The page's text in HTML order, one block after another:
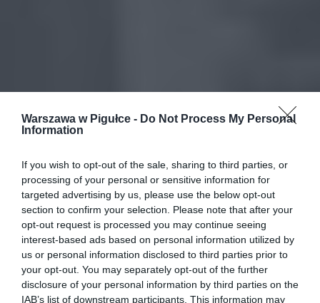
Warszawa w Pigułce - Do Not Process My Personal
Information
If you wish to opt-out of the sale, sharing to third parties, or
processing of your personal or sensitive information for
targeted advertising by us, please use the below opt-out
section to confirm your selection. Please note that after your
opt-out request is processed you may continue seeing
interest-based ads based on personal information utilized by
us or personal information disclosed to third parties prior to
your opt-out. You may separately opt-out of the further
disclosure of your personal information by third parties on the
IAB’s list of downstream participants. This information may